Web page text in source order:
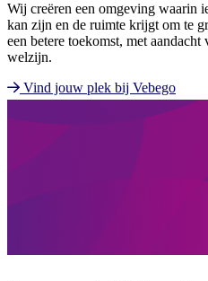
Wij creëren een omgeving waarin
kan zijn en de ruimte krijgt om te
een betere toekomst, met
welzijn.
Vind jouw plek bij Vebego